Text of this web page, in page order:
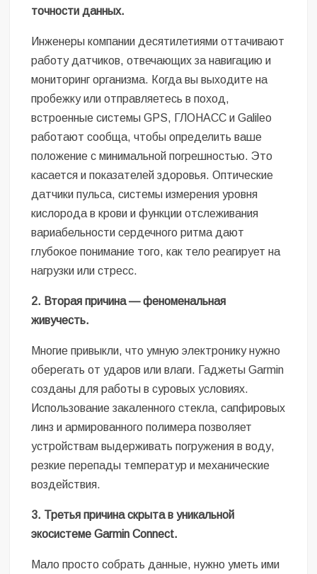
точности данных.
Инженеры компании десятилетиями оттачивают
работу датчиков, отвечающих за навигацию и
мониторинг организма. Когда вы выходите на
пробежку или отправляетесь в поход,
встроенные системы GPS, ГЛОНАСС и Galileo
работают сообща, чтобы определить ваше
положение с минимальной погрешностью. Это
касается и показателей здоровья. Оптические
датчики пульса, системы измерения уровня
кислорода в крови и функции отслеживания
вариабельности сердечного ритма дают
глубокое понимание того, как тело реагирует на
нагрузки или стресс.
2. Вторая причина— феноменальная
живучесть.
Многие привыкли, что умную электронику нужно
оберегать от ударов или влаги. Гаджеты Garmin
созданы для работы в суровых условиях.
Использование закаленного стекла, сапфировых
линз и армированного полимера позволяет
устройствам выдерживать погружения в воду,
резкие перепады температур и механические
воздействия.
3. Третья причина скрыта в уникальной
экосистеме Garmin Connect.
Мало просто собрать данные, нужно уметь ими